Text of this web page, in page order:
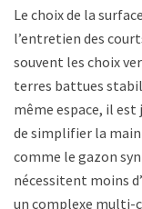
Le choix de la
l’entretien des
souvent les choix
terres battues
même espace, il est
de simplifier la
comme le gazon
nécessitent moins
un complexe multi-